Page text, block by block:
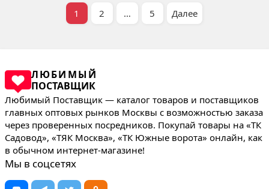
1 2 … 5 Далее
ЛЮБИМЫЙ
ПОСТАВЩИК
Любимый Поставщик — каталог товаров и поставщиков
главных оптовых рынков Москвы с возможностью заказа
через проверенных посредников. Покупай товары на «ТК
Садовод», «ТЯК Москва», «ТК Южные ворота» онлайн, как
в обычном интернет-магазине!
Мы в соцсетях